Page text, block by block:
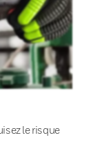
le risque